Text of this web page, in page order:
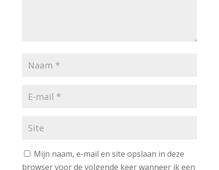
Mijn naam, e-mail en site opslaan in deze
browser voor de volgende keer wanneer ik een